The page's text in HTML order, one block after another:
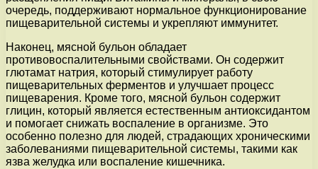
очередь, поддерживают нормальное функционирование
пищеварительной системы и укрепляют иммунитет.
Наконец, мясной бульон обладает
противовоспалительными свойствами. Он содержит
глютамат натрия, который стимулирует работу
пищеварительных ферментов и улучшает процесс
пищеварения. Кроме того, мясной бульон содержит
глицин, который является естественным антиоксидантом
и помогает снижать воспаление в организме. Это
особенно полезно для людей, страдающих хроническими
заболеваниями пищеварительной системы, такими как
язва желудка или воспаление кишечника.